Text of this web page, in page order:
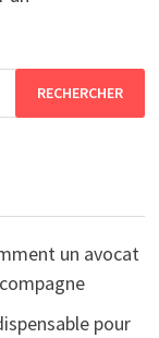
un avocat
pour